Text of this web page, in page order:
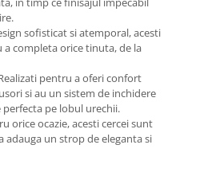
sofisticat si atemporal, acesti
completa orice tinuta, de la
pentru a oferi confort
si au un sistem de inchidere
perfecta pe lobul urechii.
orice ocazie, acesti cercei sunt
adauga un strop de eleganta si